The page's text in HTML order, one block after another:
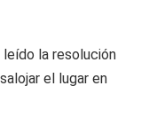
leído la resolución
el lugar en